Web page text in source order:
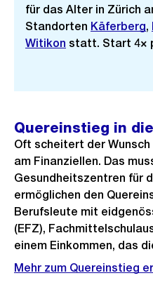
für das Alter in Zürich
Standorten Käferberg,
Witikon statt. Start 4×
Quereinstieg in
Oft scheitert der
am Finanziellen. Das
Gesundheitszentren für
ermöglichen den
Berufsleute mit
(EFZ),
einem Einkommen, das
Mehr zum Quereinstieg